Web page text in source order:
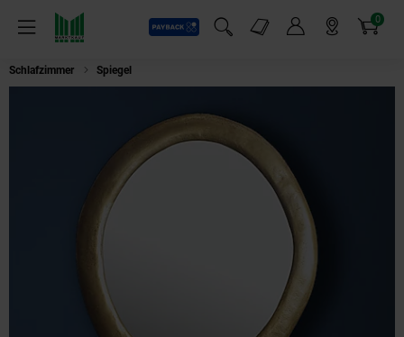
Menü
Payback
Suchfeld einblenden
Markt-Angebote 0
Artikel
Schlafzimmer Spiegel